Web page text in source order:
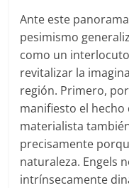
Ante este
pesimismo
como un
revitalizar la
región. Primero,
manifiesto el
materialista
precisamente
naturaleza. Engels
intrínsecamente